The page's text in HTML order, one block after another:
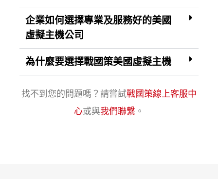
企業如何選擇專業及服務好的美國
虛擬主機公司
為什麼要選擇戰國策美國虛擬主機
找不到您的問題嗎？請嘗試戰國策線上客服中
心或與我們聯繫 。